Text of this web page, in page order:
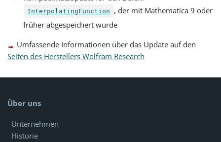
InterpolatingFunction
, der mit Mathematica 9 oder
früher abgespeichert wurde
Umfassende Informationen über das Update auf den
Seiten des Herstellers Wolfram Research
Über uns
Unternehmen
Historie